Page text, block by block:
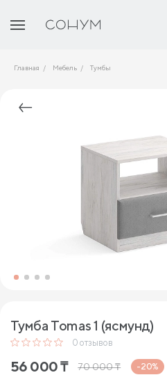
Главная Мебель Тумбы
Тумба Tomas 1 (ясмунд)
0 отзывов
56 000₸ 70 000₸ -20%